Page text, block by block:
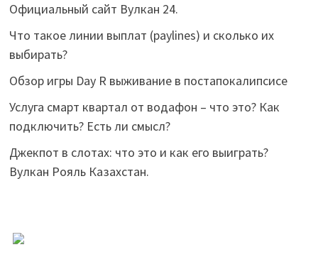
Официальный сайт Вулкан 24.
Что такое линии выплат (paylines) и сколько их
выбирать?
Обзор игры Day R выживание в постапокалипсисе
Услуга смарт квартал от водафон – что это? Как
подключить? Есть ли смысл?
Джекпот в слотах: что это и как его выиграть?
Вулкан Рояль Казахстан.